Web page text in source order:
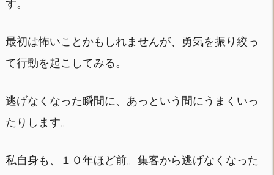
す。
最初は怖いことかもしれませんが、勇気を振り絞っ
て行動を起こしてみる。
逃げなくなった瞬間に、あっという間にうまくいっ
たりします。
私自身も、１０年ほど前。集客から逃げなくなった